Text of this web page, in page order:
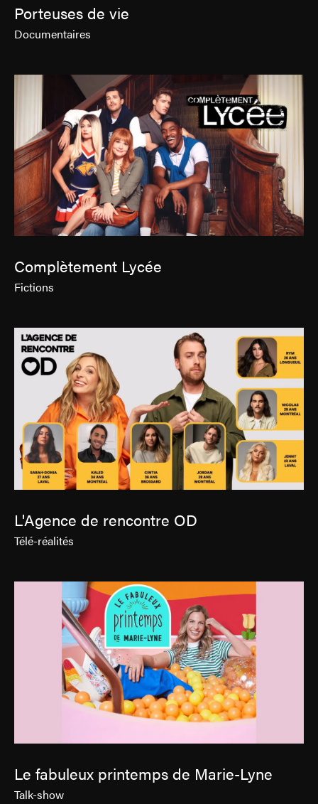
Porteuses de vie
Documentaires
Complètement Lycée
Fictions
L'Agence de rencontre OD
Télé-réalités
Le fabuleux printemps de Marie-Lyne
Talk-show